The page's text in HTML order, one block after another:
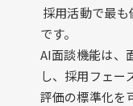
採用活動で最も
です。
AI面談機能は、
し、採用フェー
評価の標準化を